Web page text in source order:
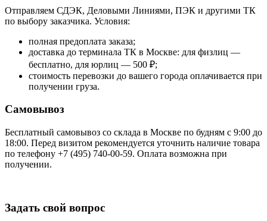
Отправляем СДЭК, Деловыми Линиями, ПЭК и другими ТК
по выбору заказчика. Условия:
полная предоплата заказа;
доставка до терминала ТК в Москве: для физлиц —
бесплатно, для юрлиц — 500 ₽;
стоимость перевозки до вашего города оплачивается при
получении груза.
Самовывоз
Бесплатный самовывоз со склада в Москве по будням с 9:00 до
18:00. Перед визитом рекомендуется уточнить наличие товара
по телефону +7 (495) 740-00-59. Оплата возможна при
получении.
Задать свой вопрос